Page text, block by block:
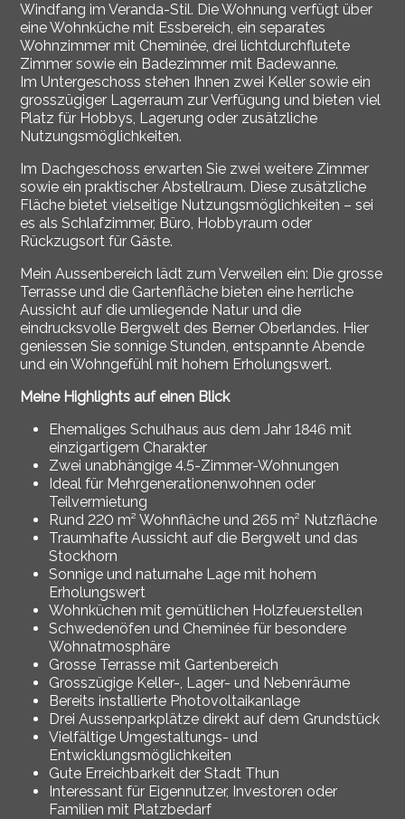
Windfang im Veranda-Stil. Die Wohnung verfügt über
eine Wohnküche mit Essbereich, ein separates
Wohnzimmer mit Cheminée, drei lichtdurchflutete
Zimmer sowie ein Badezimmer mit Badewanne.
Im Untergeschoss stehen Ihnen zwei Keller sowie ein
grosszügiger Lagerraum zur Verfügung und bieten viel
Platz für Hobbys, Lagerung oder zusätzliche
Nutzungsmöglichkeiten.
Im Dachgeschoss erwarten Sie zwei weitere Zimmer
sowie ein praktischer Abstellraum. Diese zusätzliche
Fläche bietet vielseitige Nutzungsmöglichkeiten – sei
es als Schlafzimmer, Büro, Hobbyraum oder
Rückzugsort für Gäste.
Mein Aussenbereich lädt zum Verweilen ein: Die grosse
Terrasse und die Gartenfläche bieten eine herrliche
Aussicht auf die umliegende Natur und die
eindrucksvolle Bergwelt des Berner Oberlandes. Hier
geniessen Sie sonnige Stunden, entspannte Abende
und ein Wohngefühl mit hohem Erholungswert.
Meine Highlights auf einen Blick
Ehemaliges Schulhaus aus dem Jahr 1846 mit
einzigartigem Charakter
Zwei unabhängige 4.5-Zimmer-Wohnungen
Ideal für Mehrgenerationenwohnen oder
Teilvermietung
Rund 220 m² Wohnfläche und 265 m² Nutzfläche
Traumhafte Aussicht auf die Bergwelt und das
Stockhorn
Sonnige und naturnahe Lage mit hohem
Erholungswert
Wohnküchen mit gemütlichen Holzfeuerstellen
Schwedenöfen und Cheminée für besondere
Wohnatmosphäre
Grosse Terrasse mit Gartenbereich
Grosszügige Keller-, Lager- und Nebenräume
Bereits installierte Photovoltaikanlage
Drei Aussenparkplätze direkt auf dem Grundstück
Vielfältige Umgestaltungs- und
Entwicklungsmöglichkeiten
Gute Erreichbarkeit der Stadt Thun
Interessant für Eigennutzer, Investoren oder
Familien mit Platzbedarf